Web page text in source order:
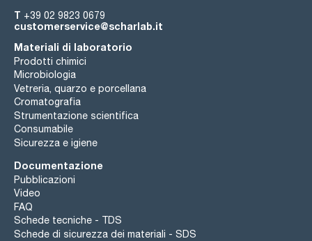
T +39 02 9823 0679
customerservice@scharlab.it
Materiali di laboratorio
Prodotti chimici
Microbiologia
Vetreria, quarzo e porcellana
Cromatografia
Strumentazione scientifica
Consumabile
Sicurezza e igiene
Documentazione
Pubblicazioni
Video
FAQ
Schede tecniche - TDS
Schede di sicurezza dei materiali - SDS